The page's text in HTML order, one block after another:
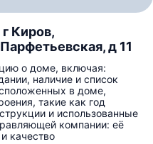
Киров,
д 11
о доме, включая:
наличие и список
в доме,
такие как год
и использованные
компании: её
качество